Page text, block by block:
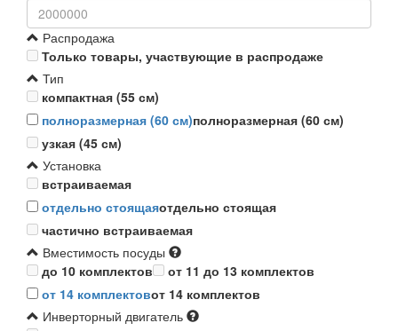
Распродажа
Только товары, участвующие в распродаже
Тип
компактная (55 см)
полноразмерная (60 см)полноразмерная (60 см)
узкая (45 см)
Установка
встраиваемая
отдельно стоящаяотдельно стоящая
частично встраиваемая
Вместимость посуды
до 10 комплектов
от 11 до 13 комплектов
от 14 комплектовот 14 комплектов
Инверторный двигатель